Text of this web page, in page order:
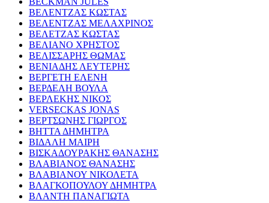
ΒΕΛΕΝΤΖΑΣ ΚΩΣΤΑΣ
ΒΕΛΕΝΤΖΑΣ ΜΕΛΑΧΡΙΝΟΣ
ΒΕΛΕΤΖΑΣ ΚΩΣΤΑΣ
ΒΕΛΙΑΝΟ ΧΡΗΣΤΟΣ
ΒΕΛΙΣΣΑΡΗΣ ΘΩΜΑΣ
ΒΕΝΙΑΔΗΣ ΛΕΥΤΕΡΗΣ
ΒΕΡΓΕΤΗ ΕΛΕΝΗ
ΒΕΡΔΕΛΗ ΒΟΥΛΑ
ΒΕΡΛΕΚΗΣ ΝΙΚΟΣ
VERSECKAS JONAS
ΒΕΡΤΣΩΝΗΣ ΓΙΩΡΓΟΣ
ΒΗΤΤΑ ΔΗΜΗΤΡΑ
ΒΙΔΑΛΗ ΜΑΙΡΗ
ΒΙΣΚΑΔΟΥΡΑΚΗΣ ΘΑΝΑΣΗΣ
ΒΛΑΒΙΑΝΟΣ ΘΑΝΑΣΗΣ
ΒΛΑΒΙΑΝΟΥ ΝΙΚΟΛΕΤΑ
ΒΛΑΓΚΟΠΟΥΛΟΥ ΔΗΜΗΤΡΑ
ΒΛΑΝΤΗ ΠΑΝΑΓΙΩΤΑ